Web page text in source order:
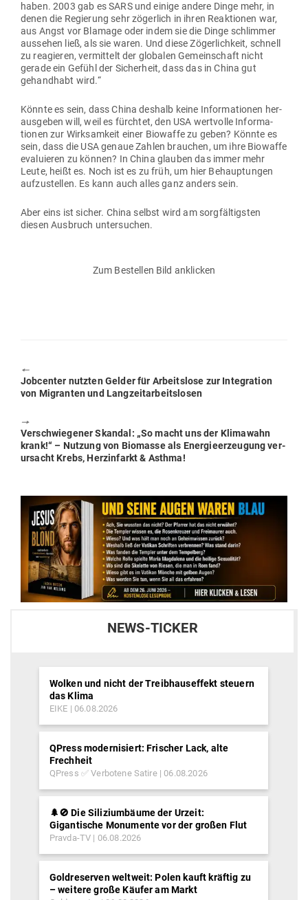
haben. 2003 gab es SARS und einige andere Dinge mehr, in
denen die Regierung sehr zögerlich in ihren Reak­tionen war,
aus Angst vor Blamage oder indem sie die Dinge schlimmer
aus­sehen ließ, als sie waren. Und diese Zöger­lichkeit, schnell
zu reagieren, ver­mittelt der glo­balen Gemein­schaft nicht
gerade ein Gefühl der Sicherheit, dass das in China gut
gehandhabt wird.“
Könnte es sein, dass China deshalb keine Infor­ma­tionen her­
aus­geben will, weil es fürchtet, den USA wert­volle Infor­ma­
tionen zur Wirk­samkeit einer Bio­waffe zu geben? Könnte es
sein, dass die USA genaue Zahlen brauchen, um ihre Bio­waffe
eva­lu­ieren zu können? In China glauben das immer mehr
Leute, heißt es. Noch ist es zu früh, um hier Behaup­tungen
auf­zu­stellen. Es kann auch alles ganz anders sein.
Aber eins ist sicher. China selbst wird am sorg­fäl­tigsten
diesen Aus­bruch untersuchen.
Zum Bestellen Bild anklicken
🠔
Previous
post:
Job­center nutzten Gelder für Arbeitslose zur Inte­gration
von Migranten und Langzeitarbeitslosen
🠖
Next
post:
Ver­schwie­gener Skandal: „So macht uns der Kli­mawahn
krank!“ – Nutzung von Bio­masse als Ener­gie­er­zeugung ver­
ur­sacht Krebs, Herz­in­farkt & Asthma!
NEWS-TICKER
Wolken und nicht der Treibhauseffekt steuern
das Klima
EIKE 06.08.2026
QPress modernisiert: Frischer Lack, alte
Frechheit
QPress ✅ Verbotene Satire 06.08.2026
🌲🚫 Die Siliziumbäume der Urzeit:
Gigantische Monumente vor der großen Flut
Pravda-TV 06.08.2026
Goldreserven weltweit: Polen kauft kräftig zu
– weitere große Käufer am Markt